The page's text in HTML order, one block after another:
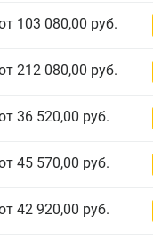
103 080,00 руб.
212 080,00 руб.
36 520,00 руб.
45 570,00 руб.
42 920,00 руб.